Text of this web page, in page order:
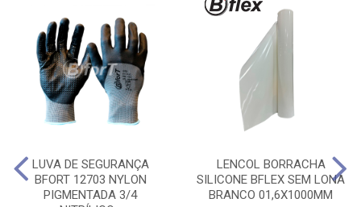
LUVA DE SEGURANÇA
BFORT 12703 NYLON
PIGMENTADA 3/4
LENCOL BORRACHA
SILICONE BFLEX SEM LONA
BRANCO 01,6X1000MM